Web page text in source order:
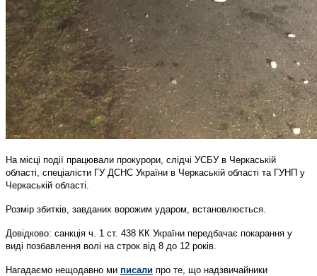
На місці події працювали прокурори, слідчі УСБУ в Черкаській
області, спеціалісти ГУ ДСНС України в Черкаській області та ГУНП у
Черкаській області.
Розмір збитків, завданих ворожим ударом, встановлюється.
Довідково: санкція ч. 1 ст. 438 КК України передбачає покарання у
виді позбавлення волі на строк від 8 до 12 років.
Нагадаємо нещодавно ми писали про те, що надзвичайники